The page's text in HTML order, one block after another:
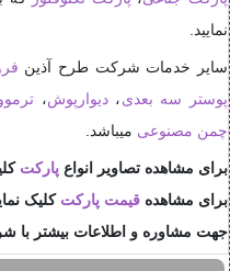
نمایید.
سایر خدمات شرکت طرح آذین
پوستر سه بعدی،دیوارپوش،
چمن مصنوعی میباشد.
برای مشاهده تصاویر انواع پارکت
برای مشاهده قیمت پارکت کلیک
جهت مشاوره و اطلاعات بیشتر با